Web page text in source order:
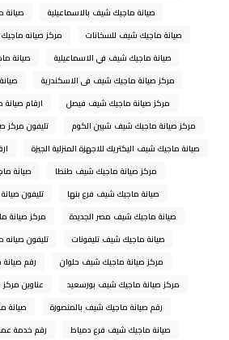
صيانة ماجيك شيف بالاسماعيلية
صيانة
صيانة ماجيك شيف للسخانات
مركز صيانه
صيانة ماجيك شيف في الاسماعيلية
صيانة
مركز صيانة ماجيك شيف فى الاسكندرية
مركز صيانة ماجيك شيف فيصل
ارقام
مركز صيانة ماجيك شيف شبين الكوم
تليفون مركز
صيانة ماجيك شيف اليكتريك للاجهزة المنزلية الجيزة
مركز صيانة ماجيك شيف طنطا
صيانة
صيانة ماجيك شيف فرع بنها
تليفون
صيانة ماجيك شيف مصر الجديدة
مركز صيانة
صيانة ماجيك شيف تليفونات
تليفون
مركز صيانة ماجيك شيف حلوان
رقم
مركز صيانة ماجيك شيف بورسعيد
عناوين
رقم صيانة ماجيك شيف بالمنصورة
صيانة
صيانة ماجيك شيف فرع دمياط
رقم خدمة